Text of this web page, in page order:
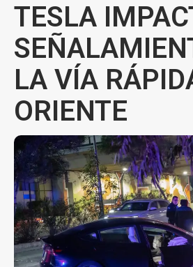
TESLA
LA VÍA
ORIENTE